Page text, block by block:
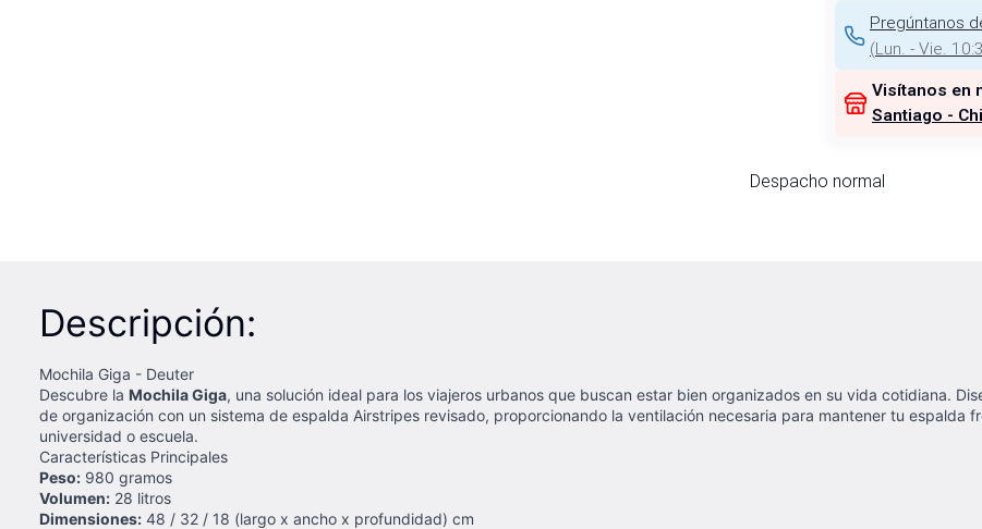
Pregúntanos
(Lun. - Vie.
Visítanos en
Santiago -
Despacho normal
Descripción:
Mochila Giga - Deuter
Descubre la Mochila Giga, una solución ideal para los viajeros urbanos que buscan estar bien organizados en su vida cotidiana.
de organización con un sistema de espalda Airstripes revisado, proporcionando la ventilación necesaria para mantener tu espalda
universidad o escuela.
Características Principales
Peso: 980 gramos
Volumen: 28 litros
Dimensiones: 48 / 32 / 18 (largo x ancho x profundidad) cm